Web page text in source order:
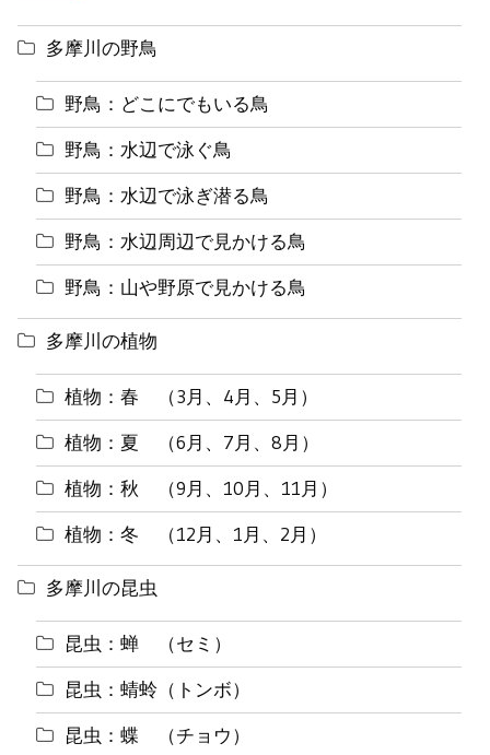
多摩川の野鳥
野鳥：どこにでもいる鳥
野鳥：水辺で泳ぐ鳥
野鳥：水辺で泳ぎ潜る鳥
野鳥：水辺周辺で見かける鳥
野鳥：山や野原で見かける鳥
多摩川の植物
植物：春 （3月、4月、5月）
植物：夏 （6月、7月、8月）
植物：秋 （9月、10月、11月）
植物：冬 （12月、1月、2月）
多摩川の昆虫
昆虫：蝉 （セミ）
昆虫：蜻蛉（トンボ）
昆虫：蝶 （チョウ）